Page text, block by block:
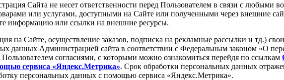
Сайта не несет ответственности перед Пользователем в связи с
или услугами, доступными на Сайте или полученными через внешние
информацию или ссылки на внешние ресурсы.
на Сайте, осуществление заказов, подписка на рекламные рассылки и тд.)
данных Администрацией сайта в соответствии с Федеральным законом «О
согласиями, с которыми можно ознакомиться перейдя по ссылкам
сервиса «Яндекс.Метрика». Срок обработки персональных данных
персональных данных с помощью сервиса «Яндекс.Метрика».